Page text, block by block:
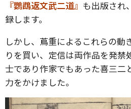
『鸚鵡返文武二道』 も出版され
録します。
しかし、蔦重によるこれらの動
りを買い、定信は両作品を発禁
士であり作家でもあった喜三二
力をかけました。